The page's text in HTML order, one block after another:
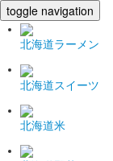
toggle navigation
北海道ラーメン
北海道スイーツ
北海道米